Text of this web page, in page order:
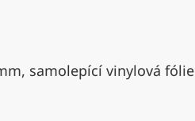
samolepící vinylová fólie